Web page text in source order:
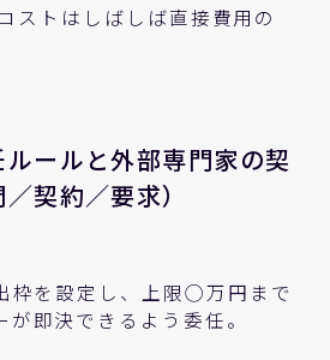
ストはしばしば直接費用の
ールと外部専門家の契
契約／要求）
枠を設定し、上限◯万円まで
が即決できるよう委任。